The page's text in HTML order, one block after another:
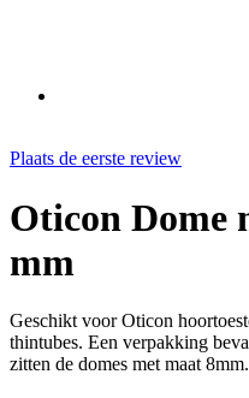
Plaats de eerste review
Oticon Dome
mm
Geschikt voor Oticon
thintubes. Een verpakking
zitten de domes met maat 8mm.